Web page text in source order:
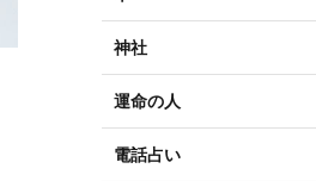
神社
運命の人
電話占い